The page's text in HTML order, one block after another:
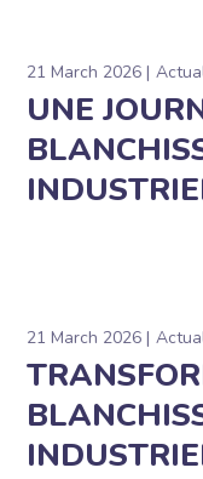
21 March 2026
UNE
21 March 2026